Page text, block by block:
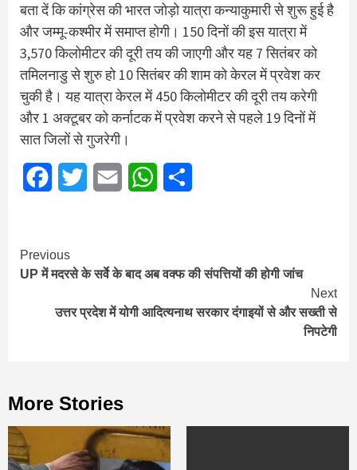
बता दें कि कांग्रेस की भारत जोड़ो यात्रा कन्याकुमारी से शुरू हुई है
और जम्मू-कश्मीर में समाप्त होगी। 150 दिनों की इस यात्रा में
3,570 किलोमीटर की दूरी तय की जाएगी और यह 7 सितंबर को
तमिलनाडु से शुरु हो 10 सितंबर की शाम को केरल में प्रवेश कर
चुकी है। यह यात्रा केरल में 450 किलोमीटर की दूरी तय करेगी
और 1 अक्टूबर को कर्नाटक में प्रवेश करने से पहले 19 दिनों में
सात जिलों से गुजरेगी।
FacebookTwitter Email WhatsApp
Continue
Reading
Previous
UP में मदरसे के सर्वे के बाद अब वक्फ की संपत्तियों की होगी जांच
Next
उत्तर प्रदेश में योगी आदित्यनाथ सरकार दंगाइयों से और सख्ती से
निपटेगी
More Stories